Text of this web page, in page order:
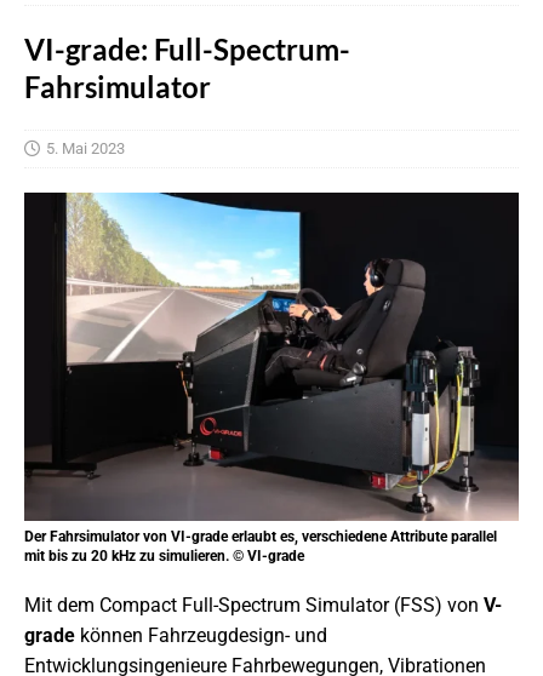
VI-grade: Full-Spectrum-
Fahrsimulator
5. Mai 2023
Der Fahrsimulator von VI-grade erlaubt es, verschiedene Attribute parallel
mit bis zu 20 kHz zu simulieren. © VI-grade
Mit dem Compact Full-Spectrum Simulator (FSS) von V-
grade können Fahrzeugdesign- und
Entwicklungsingenieure Fahrbewegungen, Vibrationen